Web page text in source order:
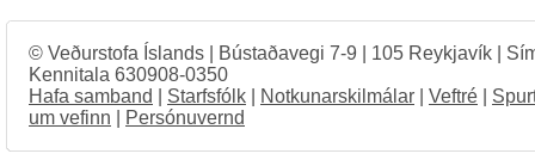
© Veðurstofa Íslands | Bústaðavegi 7-9 | 105 Reykjavík |
Kennitala 630908-0350
Hafa samband
Starfsfólk Notkunarskilmálar Veftré
um vefinn
Persónuvernd